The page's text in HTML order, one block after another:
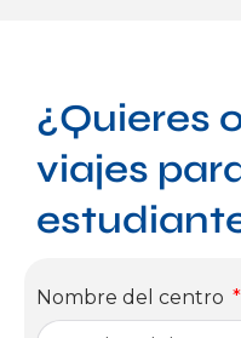
¿Quieres
viajes
Nombre del centro